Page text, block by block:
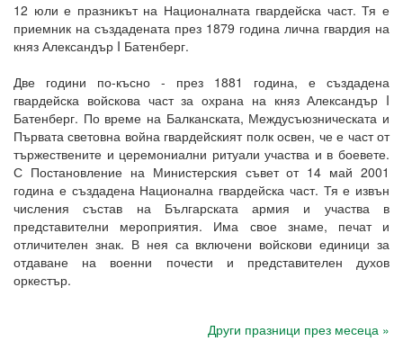
12 юли е празникът на Националната гвардейска част. Тя е
приемник на създадената през 1879 година лична гвардия на
княз Александър I Батенберг.
Две години по-късно - през 1881 година, е създадена
гвардейска войскова част за охрана на княз Александър I
Батенберг. По време на Балканската, Междусъюзническата и
Първата световна война гвардейският полк освен, че е част от
тържествените и церемониални ритуали участва и в боевете.
С Постановление на Министерския съвет от 14 май 2001
година е създадена Национална гвардейска част. Тя е извън
числения състав на Българската армия и участва в
представителни мероприятия. Има свое знаме, печат и
отличителен знак. В нея са включени войскови единици за
отдаване на военни почести и представителен духов
оркестър.
Други празници през месеца »